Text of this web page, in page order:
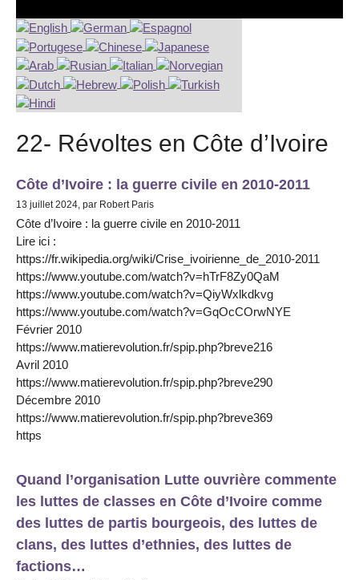
22- Révoltes en Côte d’Ivoire
Côte d’Ivoire : la guerre civile en 2010-2011
13 juillet 2024, par Robert Paris
Côte d’Ivoire : la guerre civile en 2010-2011
Lire ici :
https://fr.wikipedia.org/wiki/Crise_ivoirienne_de_2010-2011
https://www.youtube.com/watch?v=hTrF8Zy0QaM
https://www.youtube.com/watch?v=QiyWxlkdkvg
https://www.youtube.com/watch?v=GqOcCOrwNYE
Février 2010
https://www.matierevolution.fr/spip.php?breve216
Avril 2010
https://www.matierevolution.fr/spip.php?breve290
Décembre 2010
https://www.matierevolution.fr/spip.php?breve369
https
Quand l’organisation Lutte ouvrière commente
les luttes de classes en Côte d’Ivoire comme
des luttes de partis bourgeois, des luttes de
clans, des luttes d’ethnies, des luttes de
factions…